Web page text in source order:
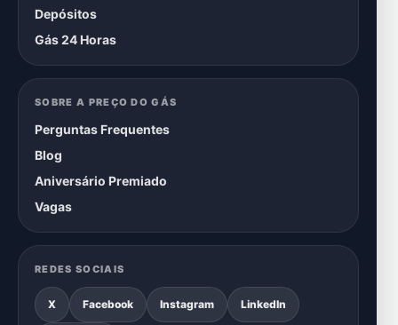
Depósitos
Gás 24 Horas
SOBRE A PREÇO DO GÁS
Perguntas Frequentes
Blog
Aniversário Premiado
Vagas
REDES SOCIAIS
X Facebook Instagram LinkedIn